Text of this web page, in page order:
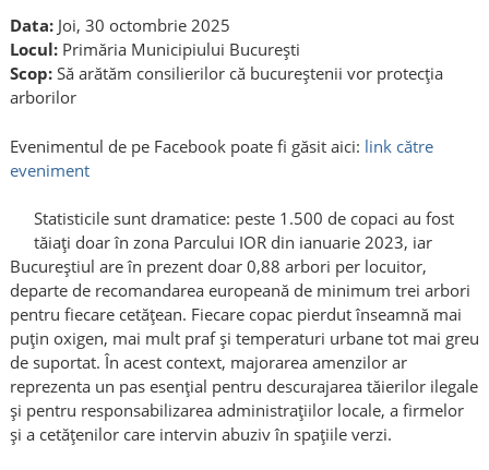
Data:Joi, 30 octombrie 2025
Locul:Primăria Municipiului București
Scop:Să arătăm consilierilor că bucureștenii vor protecția
arborilor
Evenimentul de pe Facebook poate fi găsit aici: link către
eveniment
Statisticile sunt dramatice: peste 1.500 de copaci au fost
tăiați doar în zona Parcului IOR din ianuarie 2023, iar
Bucureștiul are în prezent doar 0,88 arbori per locuitor,
departe de recomandarea europeană de minimum trei arbori
pentru fiecare cetățean. Fiecare copac pierdut înseamnă mai
puțin oxigen, mai mult praf și temperaturi urbane tot mai greu
de suportat. În acest context, majorarea amenzilor ar
reprezenta un pas esențial pentru descurajarea tăierilor ilegale
și pentru responsabilizarea administrațiilor locale, a firmelor
și a cetățenilor care intervin abuziv în spațiile verzi.